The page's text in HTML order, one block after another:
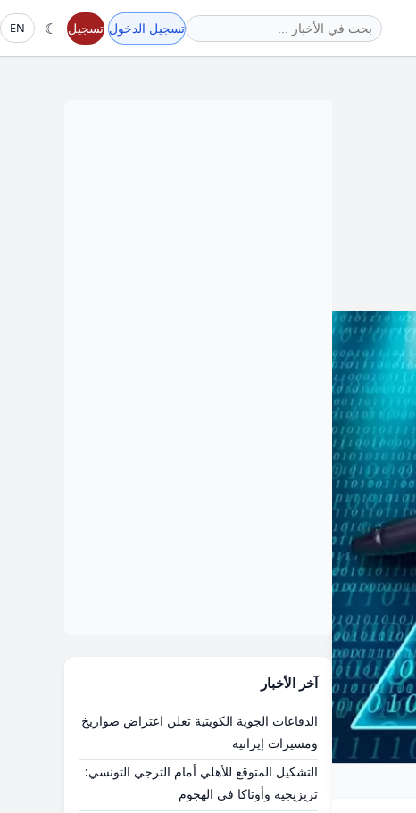
تسجيل الدخول تسجيل ☾
EN
آخر الأخبار
الدفاعات الجوية الكويتية تعلن اعتراض صواريخ
ومسيرات إيرانية
التشكيل المتوقع للأهلي أمام الترجي التونسي:
تريزيجيه وأوتاكا في الهجوم